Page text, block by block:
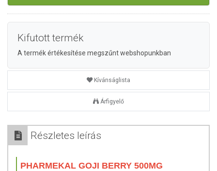
Kifutott termék
A termék értékesítése megszűnt webshopunkban
Kívánságlista
Árfigyelő
Részletes leírás
PHARMEKAL GOJI BERRY 500MG